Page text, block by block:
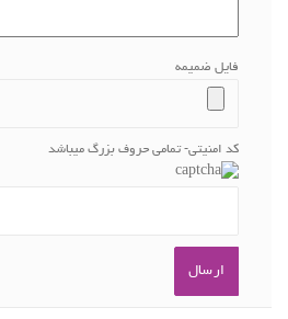
فایل ضمیمه
کد امنیتی- تمامی حروف بزرگ میباشد